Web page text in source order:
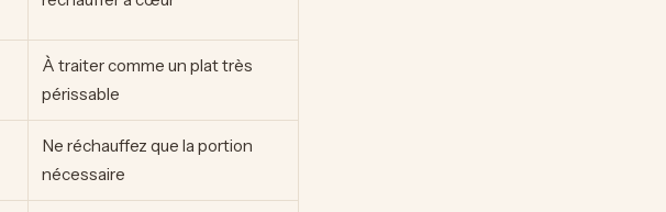
À traiter comme un plat très
périssable
Ne réchauffez que la portion
nécessaire